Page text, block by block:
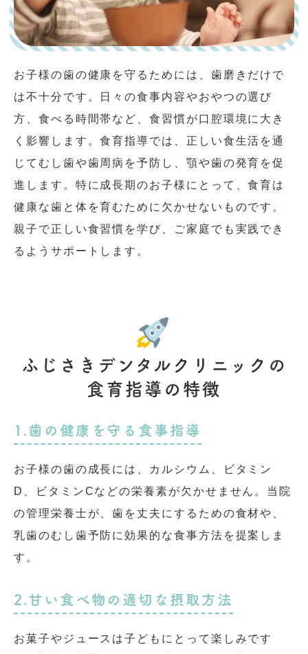
お子様の歯の健康を守るためには、歯磨きだけで
は不十分です。日々の食事内容やおやつの選び
方、食べる時間帯など、食習慣が口腔環境に大き
く影響します。食育指導では、正しい食生活を通
じてむし歯や歯周病を予防し、顎や歯の発育を促
進します。特に成長期のお子様にとって、食育は
健康な歯と体を育むために欠かせないものです。
親子で正しい食習慣を学び、ご家庭でも実践でき
るようサポートします。
ふじさきデンタルクリニックの
食育指導の特徴
1.歯の健康を守る食事指導
お子様の歯の成長には、カルシウム、ビタミン
D、ビタミンCなどの栄養素が欠かせません。当院
の管理栄養士が、歯を丈夫にするための食材や、
乳歯のむし歯予防に効果的な食事方法を提案しま
す。
2.甘い食べ物の適切な摂取方法
お菓子やジュースは子どもにとって楽しみです